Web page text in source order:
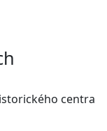
centra